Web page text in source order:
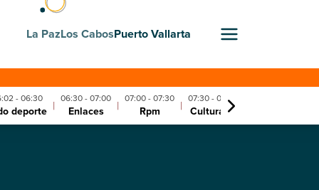
La PazLos CabosPuerto Vallarta
- 06:30
deporte | 06:30 - 07:00
Enlaces | 07:00 - 07:30
Rpm | 07:30 - 08:00
Cultura 21